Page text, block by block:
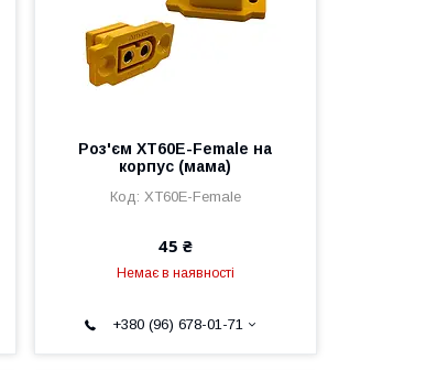
Роз'єм XT60E-Female на
корпус (мама)
XT60E-Female
45 ₴
Немає в наявності
+380 (96) 678-01-71